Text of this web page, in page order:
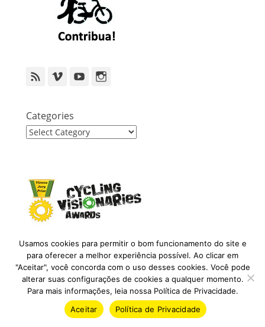
Feed VimeoYouTube
Categories
Categories
Usamos cookies para permitir o bom funcionamento do site e
para oferecer a melhor experiência possível. Ao clicar em
"Aceitar", você concorda com o uso desses cookies. Você pode
alterar suas configurações de cookies a qualquer momento.
Para mais informações, leia nossa Política de Privacidade.
Aceitar
Política de Privacidade